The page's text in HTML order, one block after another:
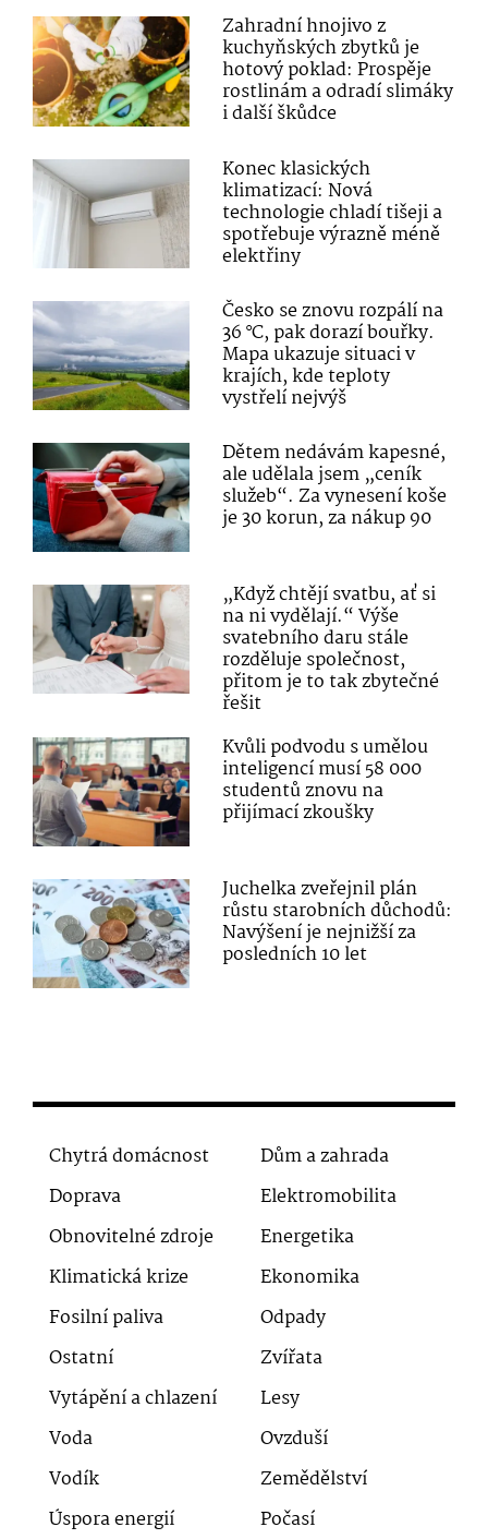
Zahradní hnojivo z
kuchyňských zbytků je
hotový poklad: Prospěje
rostlinám a odradí slimáky
i další škůdce
Konec klasických
klimatizací: Nová
technologie chladí tišeji a
spotřebuje výrazně méně
elektřiny
Česko se znovu rozpálí na
36 °C, pak dorazí bouřky.
Mapa ukazuje situaci v
krajích, kde teploty
vystřelí nejvýš
Dětem nedávám kapesné,
ale udělala jsem „ceník
služeb“. Za vynesení koše
je 30 korun, za nákup 90
„Když chtějí svatbu, ať si
na ni vydělají.“ Výše
svatebního daru stále
rozděluje společnost,
přitom je to tak zbytečné
řešit
Kvůli podvodu s umělou
inteligencí musí 58 000
studentů znovu na
přijímací zkoušky
Juchelka zveřejnil plán
růstu starobních důchodů:
Navýšení je nejnižší za
posledních 10 let
Chytrá domácnost
Dům a zahrada
Doprava
Elektromobilita
Obnovitelné zdroje
Energetika
Klimatická krize
Ekonomika
Fosilní paliva
Odpady
Ostatní
Zvířata
Vytápění a chlazení
Lesy
Voda
Ovzduší
Vodík
Zemědělství
Úspora energií
Počasí